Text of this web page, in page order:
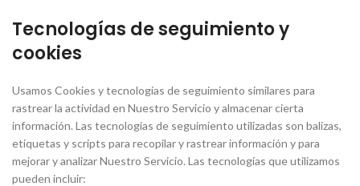
Tecnologías de seguimiento y
cookies
Usamos Cookies y tecnologías de seguimiento similares para
rastrear la actividad en Nuestro Servicio y almacenar cierta
información. Las tecnologías de seguimiento utilizadas son balizas,
etiquetas y scripts para recopilar y rastrear información y para
mejorar y analizar Nuestro Servicio. Las tecnologías que utilizamos
pueden incluir: